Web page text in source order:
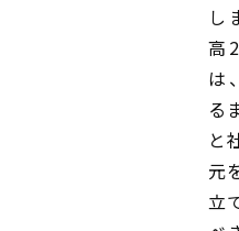
し
高
は
る
と
元
立